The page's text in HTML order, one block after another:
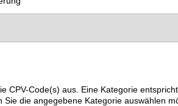
CPV-Code(s) aus. Eine Kategorie
die angegebene Kategorie auswählen